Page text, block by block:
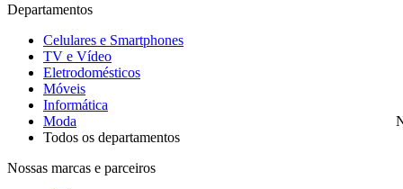
Departamentos
Celulares e Smartphones
TV e Vídeo
Eletrodomésticos
Móveis
Informática
Moda
Todos os departamentos
Nossas marcas e parceiros